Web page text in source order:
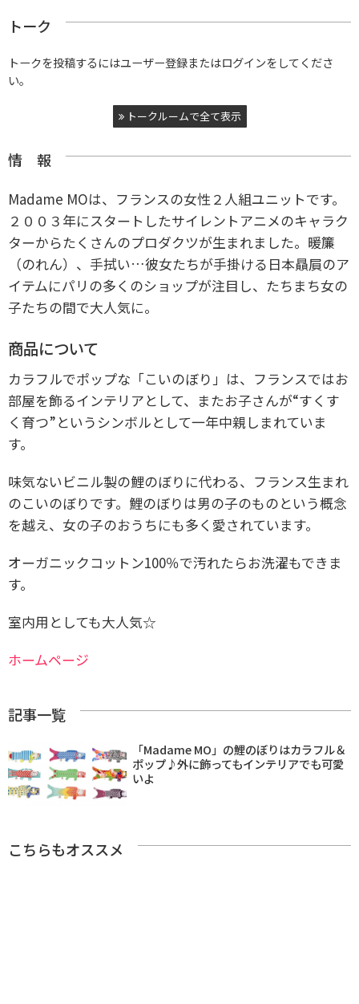
トーク
トークを投稿するにはユーザー登録またはログインをしてくださ
い。
トークルームで全て表示
情 報
Madame MOは、フランスの女性２人組ユニットです。
２００３年にスタートしたサイレントアニメのキャラク
ターからたくさんのプロダクツが生まれました。暖簾
（のれん）、手拭い…彼女たちが手掛ける日本贔屓のア
イテムにパリの多くのショップが注目し、たちまち女の
子たちの間で大人気に。
商品について
カラフルでポップな「こいのぼり」は、フランスではお
部屋を飾るインテリアとして、またお子さんが“すくす
く育つ”というシンボルとして一年中親しまれていま
す。
味気ないビニル製の鯉のぼりに代わる、フランス生まれ
のこいのぼりです。鯉のぼりは男の子のものという概念
を越え、女の子のおうちにも多く愛されています。
オーガニックコットン100％で汚れたらお洗濯もできま
す。
室内用としても大人気☆
ホームページ
記事一覧
「Madame MO」の鯉のぼりはカラフル＆
ポップ♪外に飾ってもインテリアでも可愛
いよ
こちらもオススメ